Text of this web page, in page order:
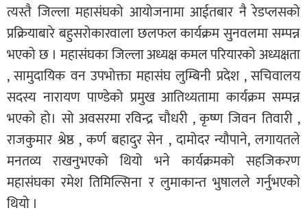
त्यस्तै जिल्ला महासंघको आयोजनामा आईतबार नै रेडप्लसको
प्रक्रियाबारे बहुसरोकारवाला छलफल कार्यक्रम सुनवलमा सम्पन्न
भएको छ । महासंघका जिल्ला अध्यक्ष कमल परियारको अध्यक्षता
, सामुदायिक वन उपभोक्ता महासंघ लुम्बिनी प्रदेश , सचिवालय
सदस्य नारायण पाण्डेको प्रमुख आतिथ्यतामा कार्यक्रम सम्पन्न
भएको हो। सो अवसरमा रविन्द्र चौधरी , कृष्ण जिवन तिवारी ,
राजकुमार श्रेष्ठ , कर्ण बहादुर सेन , दामोदर न्यौपाने, लगायतले
मनतव्य राखनुभएको थियो भने कार्यक्रमको सहजिकरण
महासंघका रमेश तिमिल्सिना र लुमाकान्त भुषालले गर्नुभएको
थियो ।